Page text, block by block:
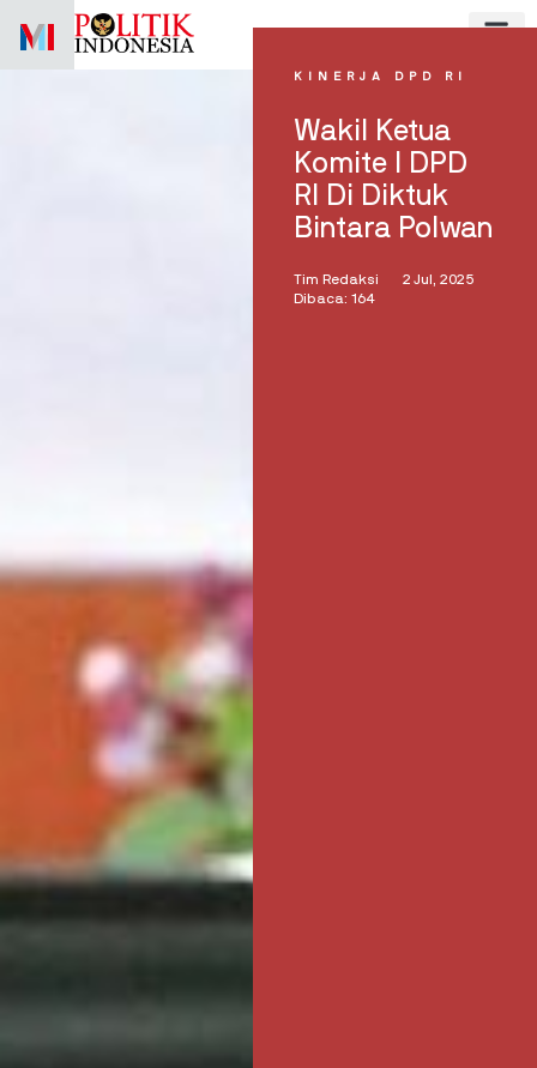
KINERJA DPD RI
Wakil Ketua
Komite I DPD
RI Di Diktuk
Bintara Polwan
Tim Redaksi
2 Jul, 2025
Dibaca: 164